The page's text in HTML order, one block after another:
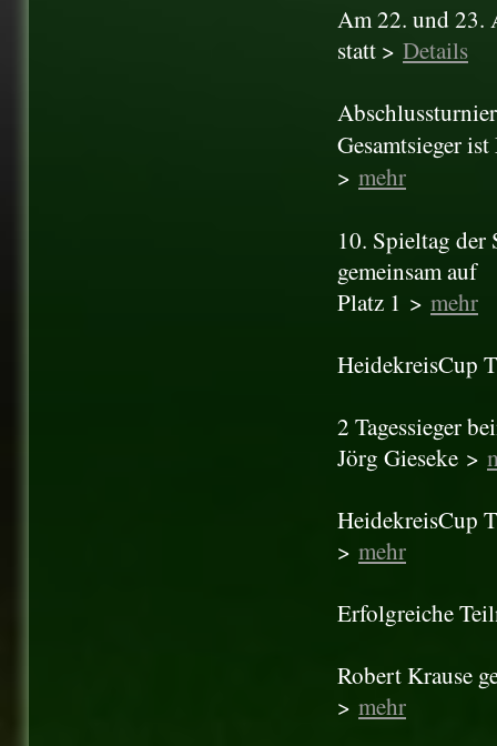
Am 22. und 23.
statt > Details
Gesamtsieger
> mehr
10. Spieltag der
gemeinsam auf
Platz 1 > mehr
HeidekreisCup
2 Tagessieger
Jörg Gieseke >
HeidekreisCup
> mehr
Erfolgreiche
Robert Krause
> mehr